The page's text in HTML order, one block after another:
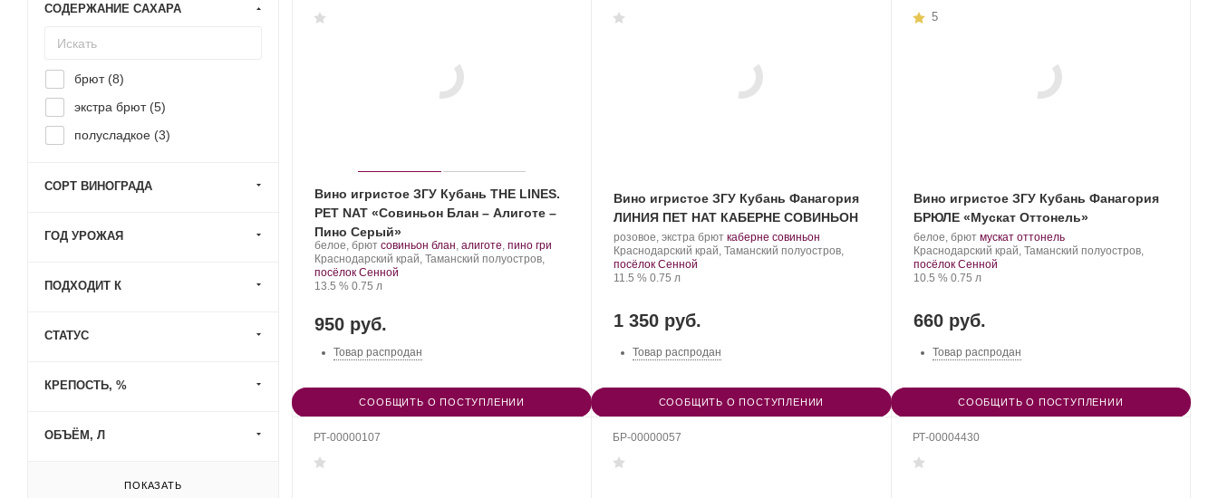
Вино игристое ЗГУ Кубань THE LINES.
PET NAT «Совиньон Блан – Алиготе –
Пино Серый»
Производитель:
Фанагория.
белое, брют .
Сорт
винограда:
совиньон блан, алиготе, пино гри
Регион:
Краснодарский край, Таманский полуостров,
посёлок Сенной
Крепость
13.5 %. Объем
0.75 л
950 руб.
Товар распродан
СООБЩИТЬ О ПОСТУПЛЕНИИ
Вино игристое ЗГУ Кубань Фанагория
ЛИНИЯ ПЕТ НАТ КАБЕРНЕ СОВИНЬОН
Производитель:
Фанагория.
розовое, экстра брют .
Сорт
каберне совиньон
Регион:
Краснодарский край, Таманский полуостров,
посёлок Сенной
Крепость
11.5 %. Объем
0.75 л
1 350 руб.
Товар распродан
СООБЩИТЬ О ПОСТУПЛЕНИИ
5
Вино игристое ЗГУ Кубань Фанагория
БРЮЛЕ «Мускат Оттонель»
Производитель:
Фанагория.
белое, брют .
Сорт
винограда:
мускат оттонель.
Регион:
Краснодарский край, Таманский полуостров,
посёлок Сенной
Крепость
10.5 %. Объем
0.75 л
660 руб.
Товар распродан
СООБЩИТЬ О ПОСТУПЛЕНИИ
РТ-00000107 БР-00000057 РТ-00004430
СОДЕРЖАНИЕ САХАРА
брют (8)
экстра брют (5)
полусладкое (3)
СОРТ ВИНОГРАДА
ГОД УРОЖАЯ
ПОДХОДИТ К
СТАТУС
КРЕПОСТЬ, %
ОБЪЁМ, Л
ПОКАЗАТЬ